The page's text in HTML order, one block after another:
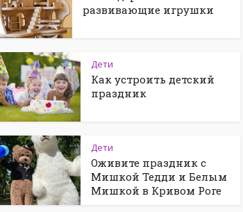
развивающие игрушки
Дети
Как устроить детский
праздник
Дети
Оживите праздник с
Мишкой Тедди и Белым
Мишкой в Кривом Роге